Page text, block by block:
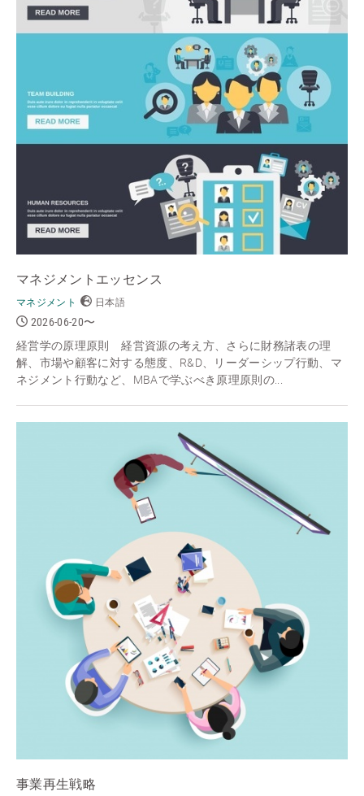
マネジメントエッセンス
マネジメント 日本語
2026-06-20〜
経営学の原理原則 経営資源の考え方、さらに財務諸表の理
解、市場や顧客に対する態度、R&D、リーダーシップ行動、マ
ネジメント行動など、MBAで学ぶべき原理原則の...
事業再生戦略